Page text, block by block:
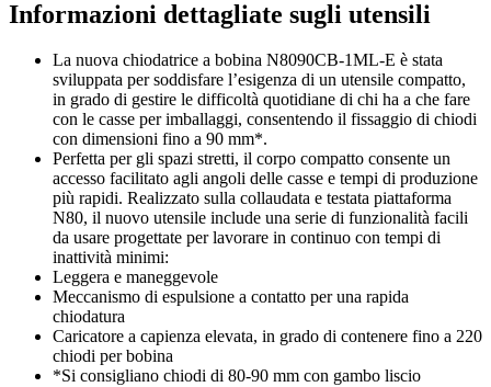
Informazioni dettagliate sugli utensili
La nuova chiodatrice a bobina N8090CB-1ML-E è stata
sviluppata per soddisfare l’esigenza di un utensile compatto,
in grado di gestire le difficoltà quotidiane di chi ha a che fare
con le casse per imballaggi, consentendo il fissaggio di chiodi
con dimensioni fino a 90 mm*.
Perfetta per gli spazi stretti, il corpo compatto consente un
accesso facilitato agli angoli delle casse e tempi di produzione
più rapidi. Realizzato sulla collaudata e testata piattaforma
N80, il nuovo utensile include una serie di funzionalità facili
da usare progettate per lavorare in continuo con tempi di
inattività minimi:
Leggera e maneggevole
Meccanismo di espulsione a contatto per una rapida
chiodatura
Caricatore a capienza elevata, in grado di contenere fino a 220
chiodi per bobina
*Si consigliano chiodi di 80-90 mm con gambo liscio